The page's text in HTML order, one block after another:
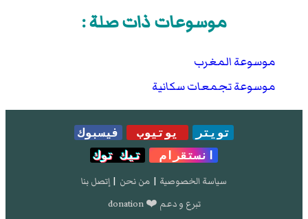
موسوعات ذات صلة :
موسوعة المغرب
موسوعة تجمعات سكانية
تويتر يوتيوب
فيسبوك
انستقرام
تيك توك
سياسة الخصوصية | من نحن | إتصل بنا
تبرع و دعم ❤️ donation